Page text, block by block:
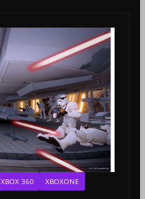
XBOX 360 XBOXONE